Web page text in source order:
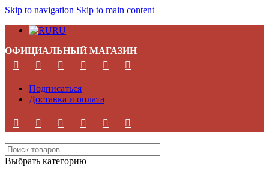
Skip to navigation Skip to main content
RU
ОФИЦИАЛЬНЫЙ МАГАЗИН
Подписаться
Доставка и оплата
Выбрать категорию